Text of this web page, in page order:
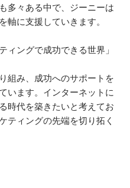
多々ある中で、ジーニーは
軸に支援していきます。
ィングで成功できる世界」
組み、成功へのサポートを
います。インターネットに
時代を築きたいと考えてお
ティングの先端を切り拓く